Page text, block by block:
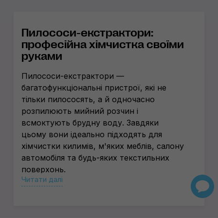
Пилососи-екстрактори:
професійна хімчистка своїми
руками
Пилососи-екстрактори —
багатофункціональні пристрої, які не
тільки пилососять, а й одночасно
розпилюють мийний розчин і
всмоктують брудну воду. Завдяки
цьому вони ідеально підходять для
хімчистки килимів, м'яких меблів, салону
автомобіля та будь-яких текстильних
поверхонь.
Особливості та принцип
Читати далі